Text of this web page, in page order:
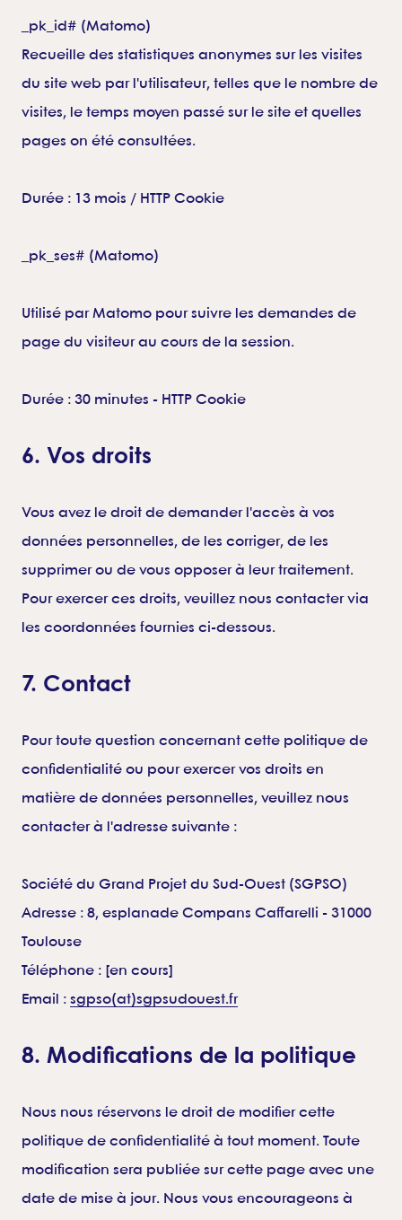
_pk_id# (Matomo)
Recueille des statistiques anonymes sur les visites
du site web par l'utilisateur, telles que le nombre de
visites, le temps moyen passé sur le site et quelles
pages on été consultées.
Durée : 13 mois / HTTP Cookie
_pk_ses# (Matomo)
Utilisé par Matomo pour suivre les demandes de
page du visiteur au cours de la session.
Durée : 30 minutes - HTTP Cookie
6. Vos droits
Vous avez le droit de demander l'accès à vos
données personnelles, de les corriger, de les
supprimer ou de vous opposer à leur traitement.
Pour exercer ces droits, veuillez nous contacter via
les coordonnées fournies ci-dessous.
7. Contact
Pour toute question concernant cette politique de
confidentialité ou pour exercer vos droits en
matière de données personnelles, veuillez nous
contacter à l'adresse suivante :
Société du Grand Projet du Sud-Ouest (SGPSO)
Adresse : 8, esplanade Compans Caffarelli - 31000
Toulouse
Téléphone : [en cours]
Email : sgpso(at)sgpsudouest.fr
8. Modifications de la politique
Nous nous réservons le droit de modifier cette
politique de confidentialité à tout moment. Toute
modification sera publiée sur cette page avec une
date de mise à jour. Nous vous encourageons à